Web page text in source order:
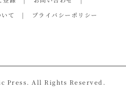
て
プライバシーポリシー
Press. All Rights Reserved.